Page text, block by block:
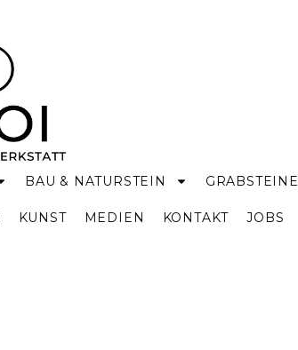
BAU & NATURSTEIN GRABSTEINE
KUNST MEDIEN KONTAKT JOBS